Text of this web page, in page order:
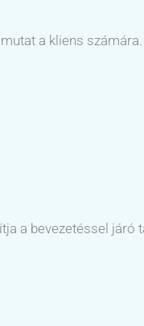
a kliens számára.
a bevezetéssel járó